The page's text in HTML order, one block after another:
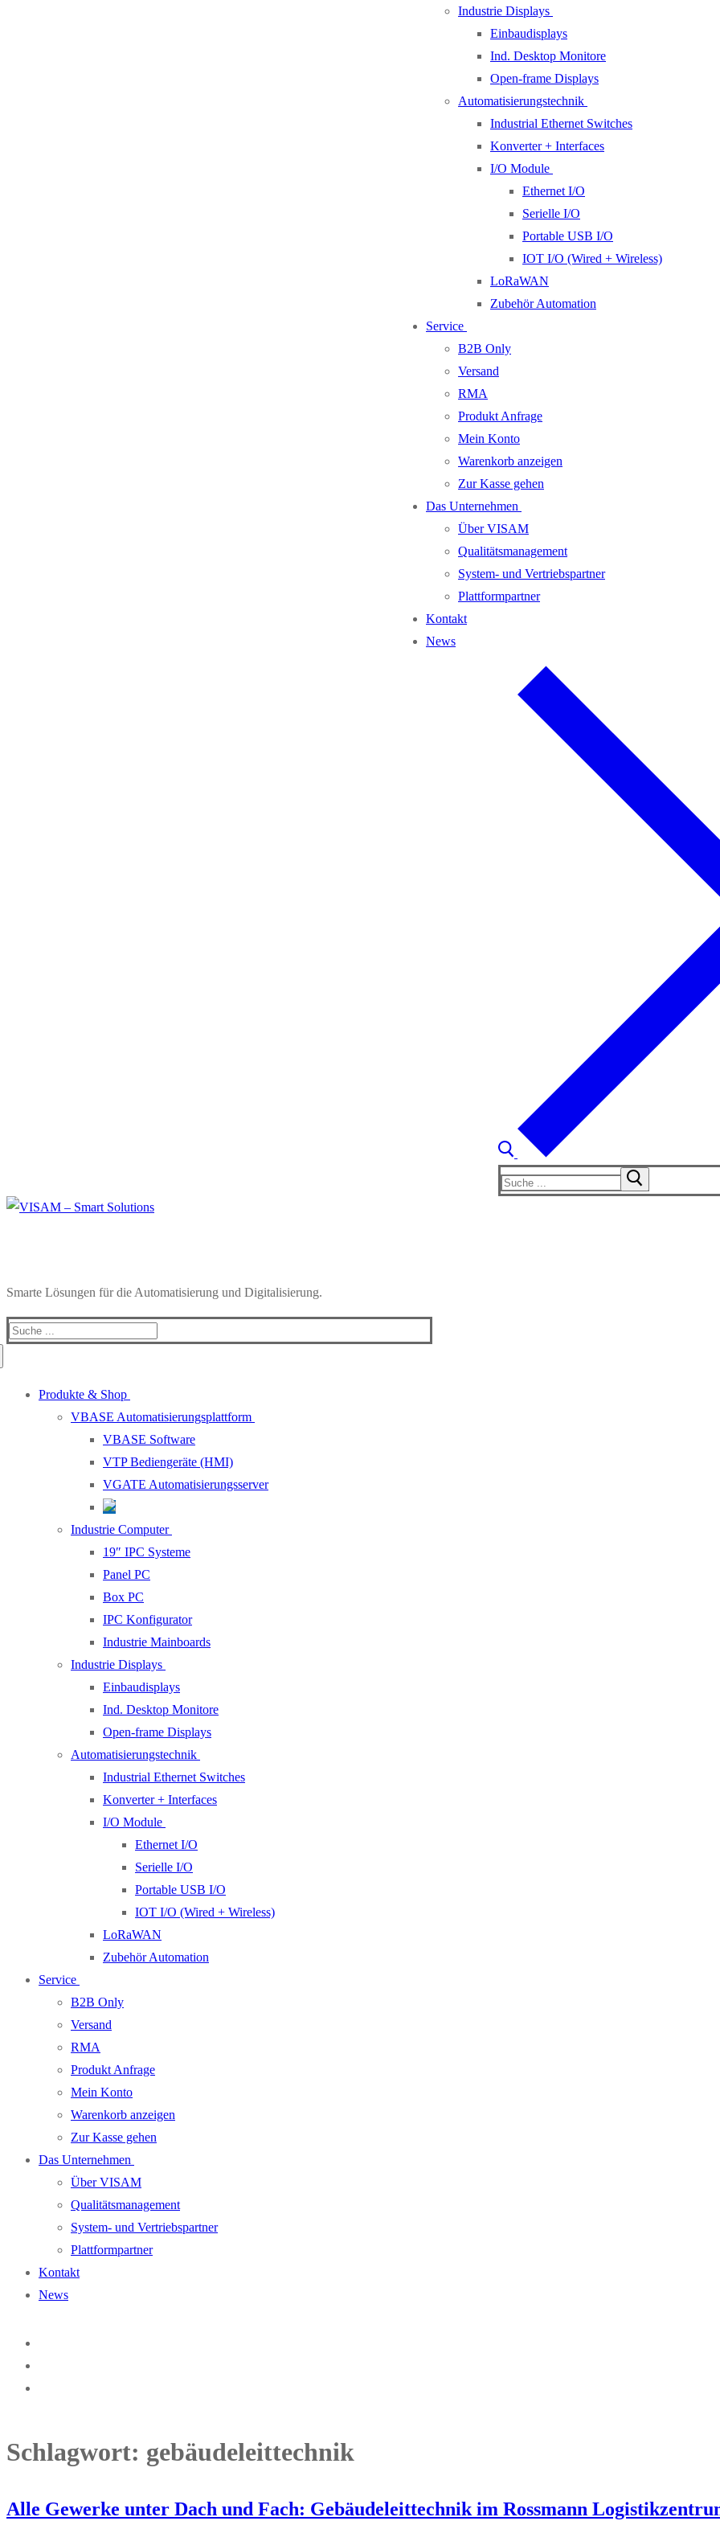
Industrie Displays
Einbaudisplays
Ind. Desktop Monitore
Open-frame Displays
Automatisierungstechnik
Industrial Ethernet Switches
Konverter + Interfaces
I/O Module
Ethernet I/O
Serielle I/O
Portable USB I/O
IOT I/O (Wired + Wireless)
LoRaWAN
Zubehör Automation
Service
B2B Only
Versand
RMA
Produkt Anfrage
Mein Konto
Warenkorb anzeigen
Zur Kasse gehen
Das Unternehmen
Über VISAM
Qualitätsmanagement
System- und Vertriebspartner
Plattformpartner
Kontakt
News
Smarte Lösungen für die Automatisierung und Digitalisierung.
Produkte & Shop
VBASE Automatisierungsplattform
VBASE Software
VTP Bediengeräte (HMI)
VGATE Automatisierungsserver
Industrie Computer
19″ IPC Systeme
Panel PC
Box PC
IPC Konfigurator
Industrie Mainboards
Industrie Displays
Einbaudisplays
Ind. Desktop Monitore
Open-frame Displays
Automatisierungstechnik
Industrial Ethernet Switches
Konverter + Interfaces
I/O Module
Ethernet I/O
Serielle I/O
Portable USB I/O
IOT I/O (Wired + Wireless)
LoRaWAN
Zubehör Automation
Service
B2B Only
Versand
RMA
Produkt Anfrage
Mein Konto
Warenkorb anzeigen
Zur Kasse gehen
Das Unternehmen
Über VISAM
Qualitätsmanagement
System- und Vertriebspartner
Plattformpartner
Kontakt
News
Schlagwort: gebäudeleittechnik
Alle Gewerke unter Dach und Fach: Gebäudeleittechnik im Rossmann